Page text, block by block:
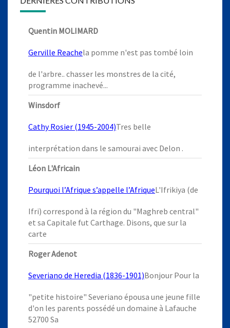
Quentin MOLIMARD
Gerville Reachela pomme n'est pas tombé loin
de l'arbre.. chasser les monstres de la cité,
programme inachevé...
Winsdorf
Cathy Rosier (1945-2004)Tres belle
interprétation dans le samourai avec Delon .
Léon L'Africain
Pourquoi l’Afrique s’appelle l’AfriqueL'Ifrikiya (de
Ifri) correspond à la région du "Maghreb central"
et sa Capitale fut Carthage. Disons, que sur la
carte
Roger Adenot
Severiano de Heredia (1836-1901)Bonjour Pour la
"petite histoire" Severiano épousa une jeune fille
d'on les parents possédé un domaine à Lafauche
52700 Sa